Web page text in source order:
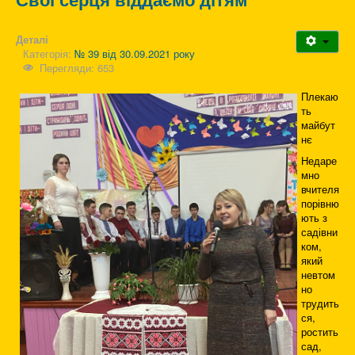
Деталі
Категорія: № 39 від 30.09.2021 року
Перегляди: 653
Плекаю
ть
майбут
нє
Недаре
мно
вчителя
порівню
ють з
садівни
ком,
який
невтом
но
трудить
ся,
ростить
сад,